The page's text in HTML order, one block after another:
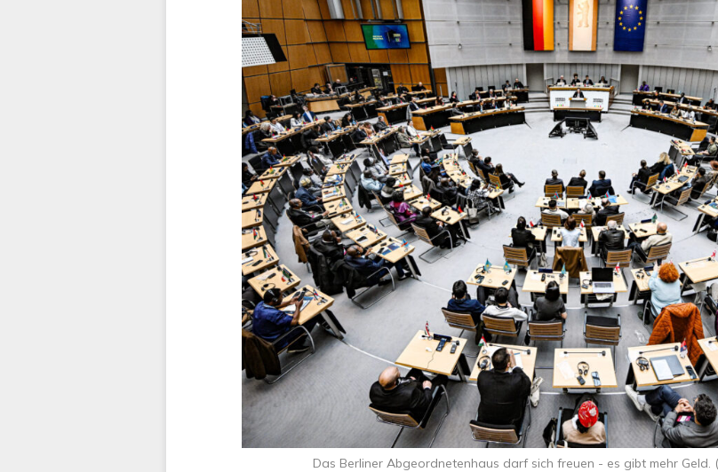
Das Berliner Abgeordnetenhaus darf sich freuen - es gibt mehr Geld.